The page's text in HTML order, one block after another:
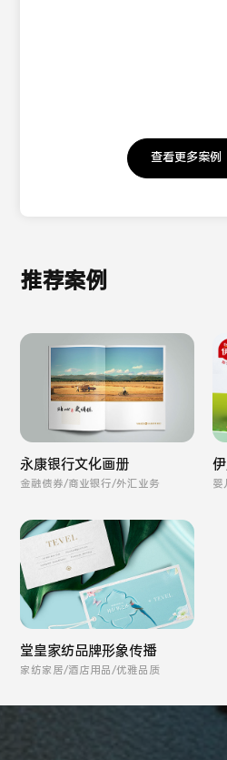
查看更多案例
推荐案例
永康银行文化画册
金融债券/商业银行/外汇业务 婴
堂皇家纺品牌形象传播
家纺家居/酒店用品/优雅品质